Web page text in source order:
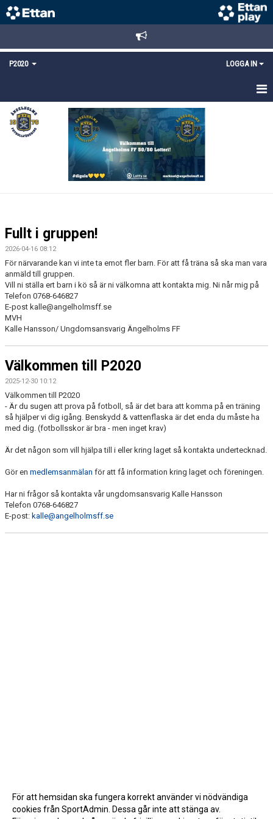
P2020 LOGGA IN
HEM
NYHETER
BILDGALLERI
DOKUMENT
KONTAKT
Fullt i gruppen!
2026-04-16 08:12
För närvarande kan vi inte ta emot fler barn. För att få träna så ska man vara
anmäld till gruppen.
Vill ni ställa ert barn i kö så är ni välkomna att kontakta mig. Ni når mig på
Telefon 0768-646827
E-post kalle@angelholmsff.se
MVH
Kalle Hansson/ Ungdomsansvarig Ängelholms FF
Välkommen till P2020
2025-12-30 10:12
Välkommen till P2020
- Är du sugen att prova på fotboll, så är det bara att komma på en träning
så hjälper vi dig igång. Benskydd & vattenflaska är det enda du måste ha
med dig. (fotbollsskor är bra - men inget krav)
Är det någon som vill hjälpa till i eller kring laget så kontakta undertecknad.
Gör en medlemsanmälan för att få information kring laget och föreningen.
Har ni frågor så kontakta vår ungdomsansvarig Kalle Hansson
Telefon 0768-646827
E-post: kalle@angelholmsff.se
För att hemsidan ska fungera korrekt använder vi nödvändiga
cookies från SportAdmin. Dessa går inte att stänga av.